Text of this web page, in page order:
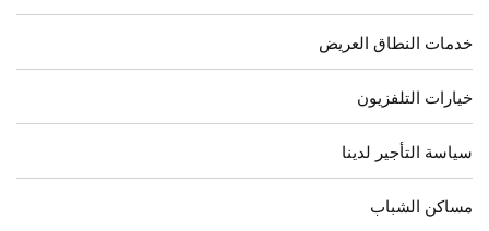
خدمات النطاق العريض
خيارات التلفزيون
سياسة التأجير لدينا
مساكن الشباب